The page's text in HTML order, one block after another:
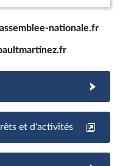
nationale.fr
et d'activités